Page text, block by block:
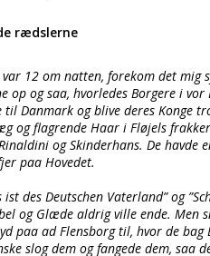
rædslerne
12 om natten, forekom det mig
op og saa, hvorledes Borgere i
til Danmark og blive deres Konge
og flagrende Haar i Fløjels
og Skinderhans. De havde
paa Hovedet.
ist des Deutschen Vaterland” og
og Glæde aldrig ville ende. Men
paa ad Flensborg til, hvor de
slog dem og fangede dem,